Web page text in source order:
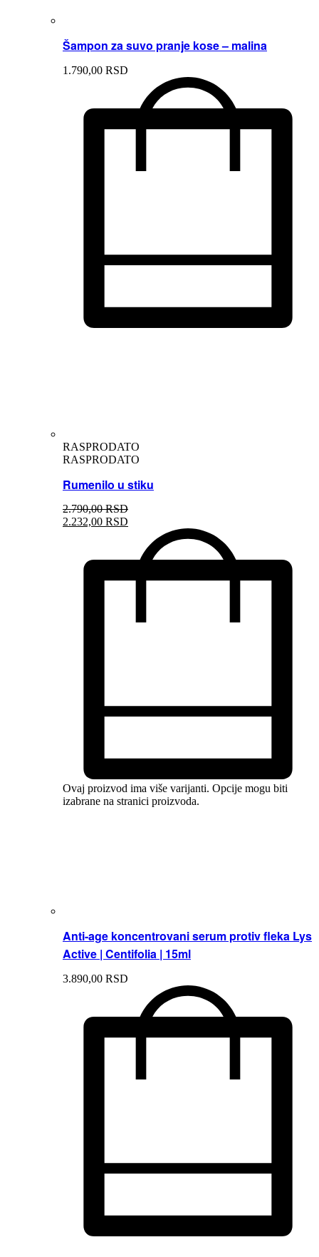
Šampon za suvo pranje kose – malina
1.790,00 RSD
RASPRODATO
RASPRODATO
Rumenilo u stiku
2.790,00 RSD
2.232,00 RSD
Ovaj proizvod ima više varijanti. Opcije mogu biti
izabrane na stranici proizvoda.
Anti-age koncentrovani serum protiv fleka Lys
Active | Centifolia | 15ml
3.890,00 RSD